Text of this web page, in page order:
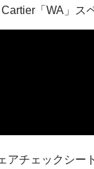
「WA」ス
アチェックシー